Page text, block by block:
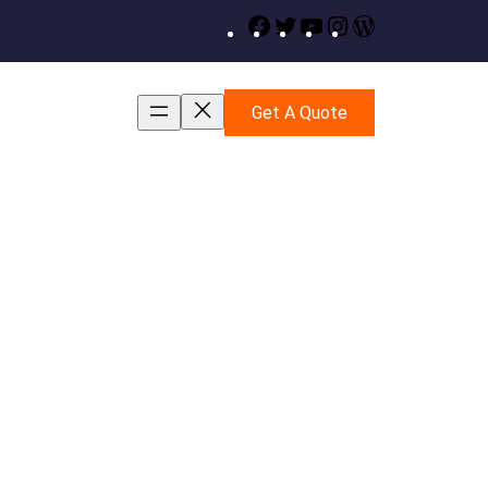
Facebook
Twitter
YouTube
Instagram
Get A Quote